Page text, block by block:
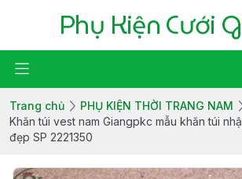
Phụ Kiện Cưới
Trang chủ PHỤ KIỆN THỜI TRANG NAM
Khăn túi vest nam Giangpkc mẫu khăn túi
đẹp SP 2221350